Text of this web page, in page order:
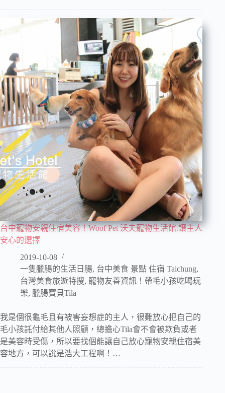
台中寵物安親住宿美容！Woof Pet 沃夫寵物生活館.讓主人
安心的選擇
2019-10-08
一隻臘腸的生活日腸, 台中美食 景點 住宿 Taichung,
台灣美食旅遊特搜, 寵物友善資訊！帶毛小孩吃喝玩
樂, 臘腸寶貝Tila
我是個很龜毛且有被害妄想症的主人，很難放心把自己的
毛小孩託付給其他人照顧，總擔心Tila會不會被欺負或者
是美容時受傷，所以要找個能讓自己放心寵物安親住宿美
容地方，可以說是浩大工程啊！…